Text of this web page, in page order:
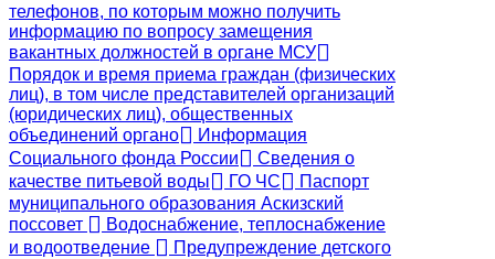
телефонов, по которым можно получить
информацию по вопросу замещения
вакантных должностей в органе МСУ
Порядок и время приема граждан (физических
лиц), в том числе представителей организаций
(юридических лиц), общественных
объединений органо
Информация
Социального фонда России
Сведения о
качестве питьевой воды
ГО ЧС
Паспорт
муниципального образования Аскизский
поссовет
Водоснабжение, теплоснабжение
и водоотведение
Предупреждение детского